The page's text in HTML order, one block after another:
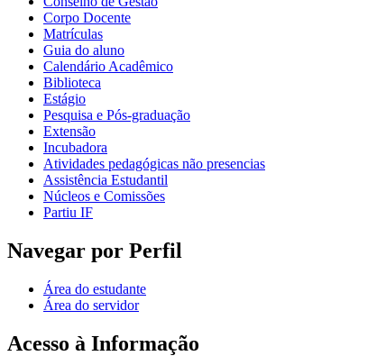
Corpo Docente
Matrículas
Guia do aluno
Calendário Acadêmico
Biblioteca
Estágio
Pesquisa e Pós-graduação
Extensão
Incubadora
Atividades pedagógicas não presencias
Assistência Estudantil
Núcleos e Comissões
Partiu IF
Navegar por Perfil
Área do estudante
Área do servidor
Acesso à Informação